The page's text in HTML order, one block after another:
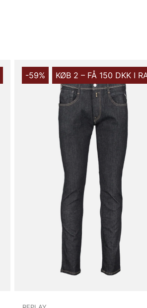
-59% KØB 2 – FÅ 150 DKK I